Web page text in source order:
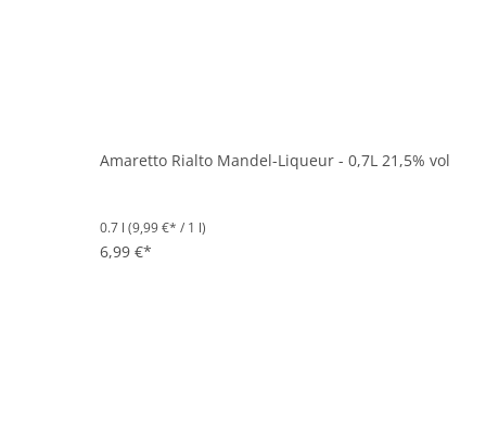
Amaretto Rialto Mandel-Liqueur - 0,7L 21,5% vol
0.7 l (9,99 €* / 1 l)
6,99 €*